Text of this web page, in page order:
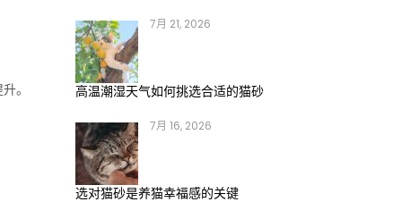
。
7月 21, 2026
高温潮湿天气如何挑选合适的猫砂
7月 16, 2026
选对猫砂是养猫幸福感的关键